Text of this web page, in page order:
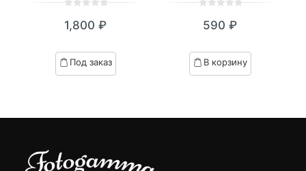
out
based
on
1,800 ₽
Под заказ
out
based
on
590 ₽
В корзину